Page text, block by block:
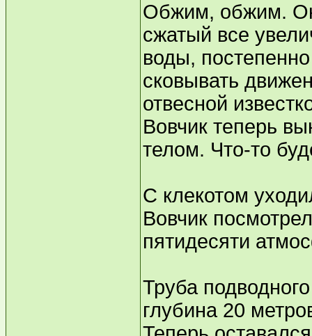
Обжим, обжим.
сжатый все
воды,
сковывать
отвесной
Вовчик теперь
телом. Что-то
С клекотом
Вовчик
пятидесяти
Труба
глубина 20